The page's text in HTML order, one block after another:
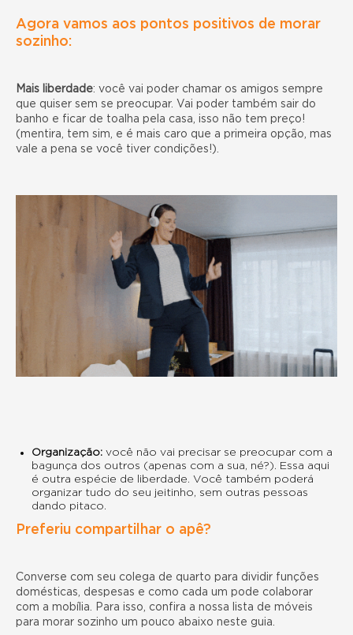
Agora vamos aos pontos positivos de morar
sozinho:
Mais liberdade: você vai poder chamar os amigos sempre
que quiser sem se preocupar. Vai poder também sair do
banho e ficar de toalha pela casa, isso não tem preço!
(mentira, tem sim, e é mais caro que a primeira opção, mas
vale a pena se você tiver condições!).
Organização: você não vai precisar se preocupar com a
bagunça dos outros (apenas com a sua, né?). Essa aqui
é outra espécie de liberdade. Você também poderá
organizar tudo do seu jeitinho, sem outras pessoas
dando pitaco.
Preferiu compartilhar o apê?
Converse com seu colega de quarto para dividir funções
domésticas, despesas e como cada um pode colaborar
com a mobília. Para isso, confira a nossa lista de móveis
para morar sozinho um pouco abaixo neste guia.